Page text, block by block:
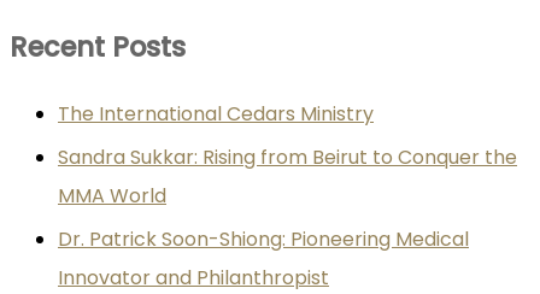
Recent Posts
The International Cedars Ministry
Sandra Sukkar: Rising from Beirut to Conquer the
MMA World
Dr. Patrick Soon-Shiong: Pioneering Medical
Innovator and Philanthropist